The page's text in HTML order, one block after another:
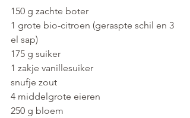
150 g zachte boter
1 grote bio-citroen (geraspte schil en 3
el sap)
175 g suiker
1 zakje vanillesuiker
snufje zout
4 middelgrote eieren
250 g bloem